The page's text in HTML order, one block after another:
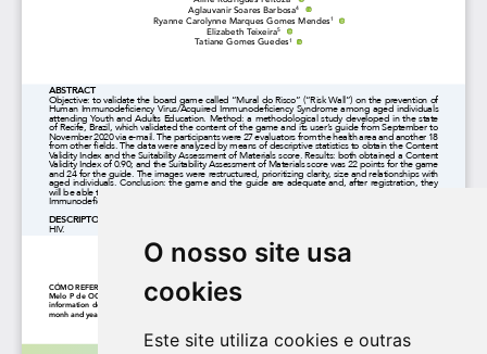
O nosso site usa
cookies
Este site utiliza cookies e outras